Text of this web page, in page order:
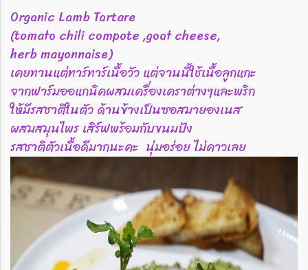
Organic Lamb Tartare
(tomato chili compote ,goat cheese,
herb mayonnaise)
เคยทานแต่ทาร์ทาร์เนื้อวัว แต่จานนี้ใช้เนื้อลูกแกะ
จากฟาร์มออแกนิคผสมเครื่องเคราต่างๆและพริก
ให้มีรสชาติในตัว ด้านข้างเป็นซอสมายองเนส
ผสมสมุนไพร เสิร์ฟพร้อมกับขนมปัง
รสชาติตัวเนื้อดีมากนะคะ นุ่มอร่อย ไม่คาวเลย